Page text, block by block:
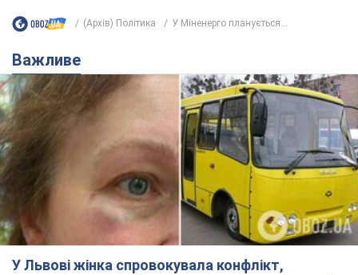
(Архів) Політика У Міненерго планується...
Важливе
У Львові жінка спровокувала конфлікт,